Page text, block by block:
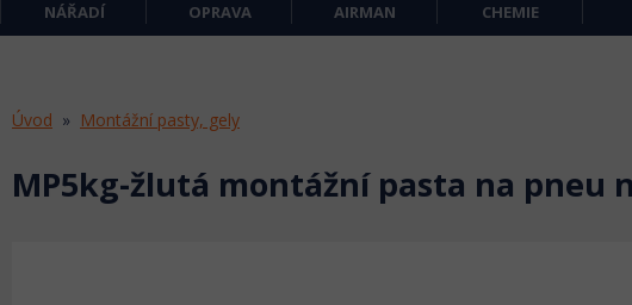
NÁŘADÍ OPRAVA AIRMAN CHEMIE
Úvod Montážní pasty, gely
MP5kg-žlutá montážní pasta na pneu